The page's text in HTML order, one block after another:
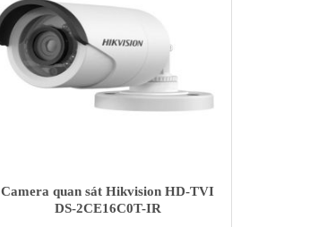
Camera quan sát Hikvision HD-TVI
DS-2CE16C0T-IR